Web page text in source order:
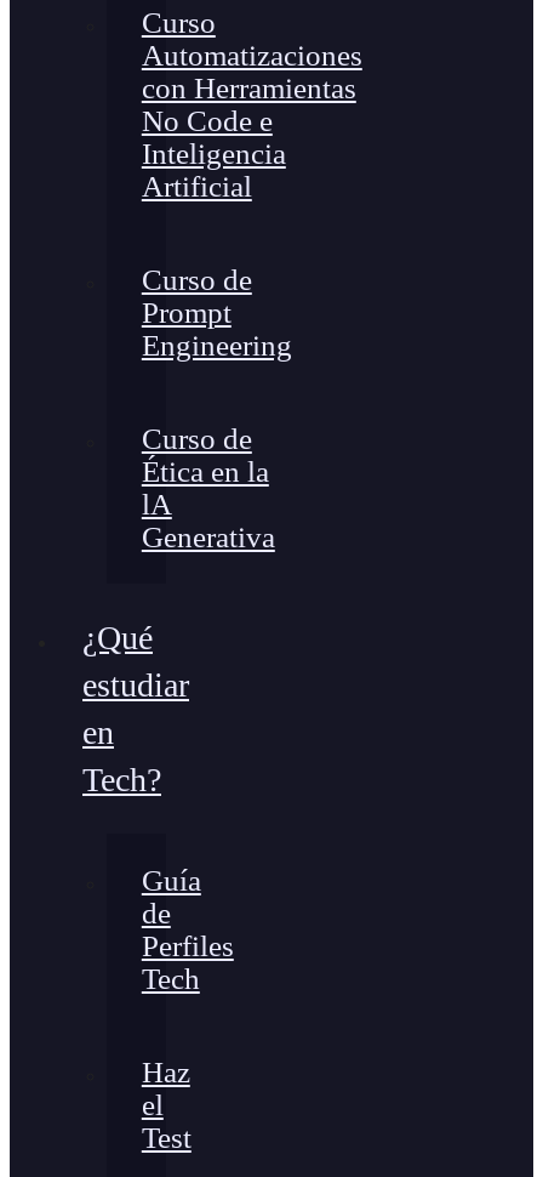
Curso
Automatizaciones
con Herramientas
No Code e
Inteligencia
Artificial
Curso de
Prompt
Engineering
Curso de
Ética en la
lA
Generativa
¿Qué
estudiar
en
Tech?
Guía
de
Perfiles
Tech
Haz
el
Test